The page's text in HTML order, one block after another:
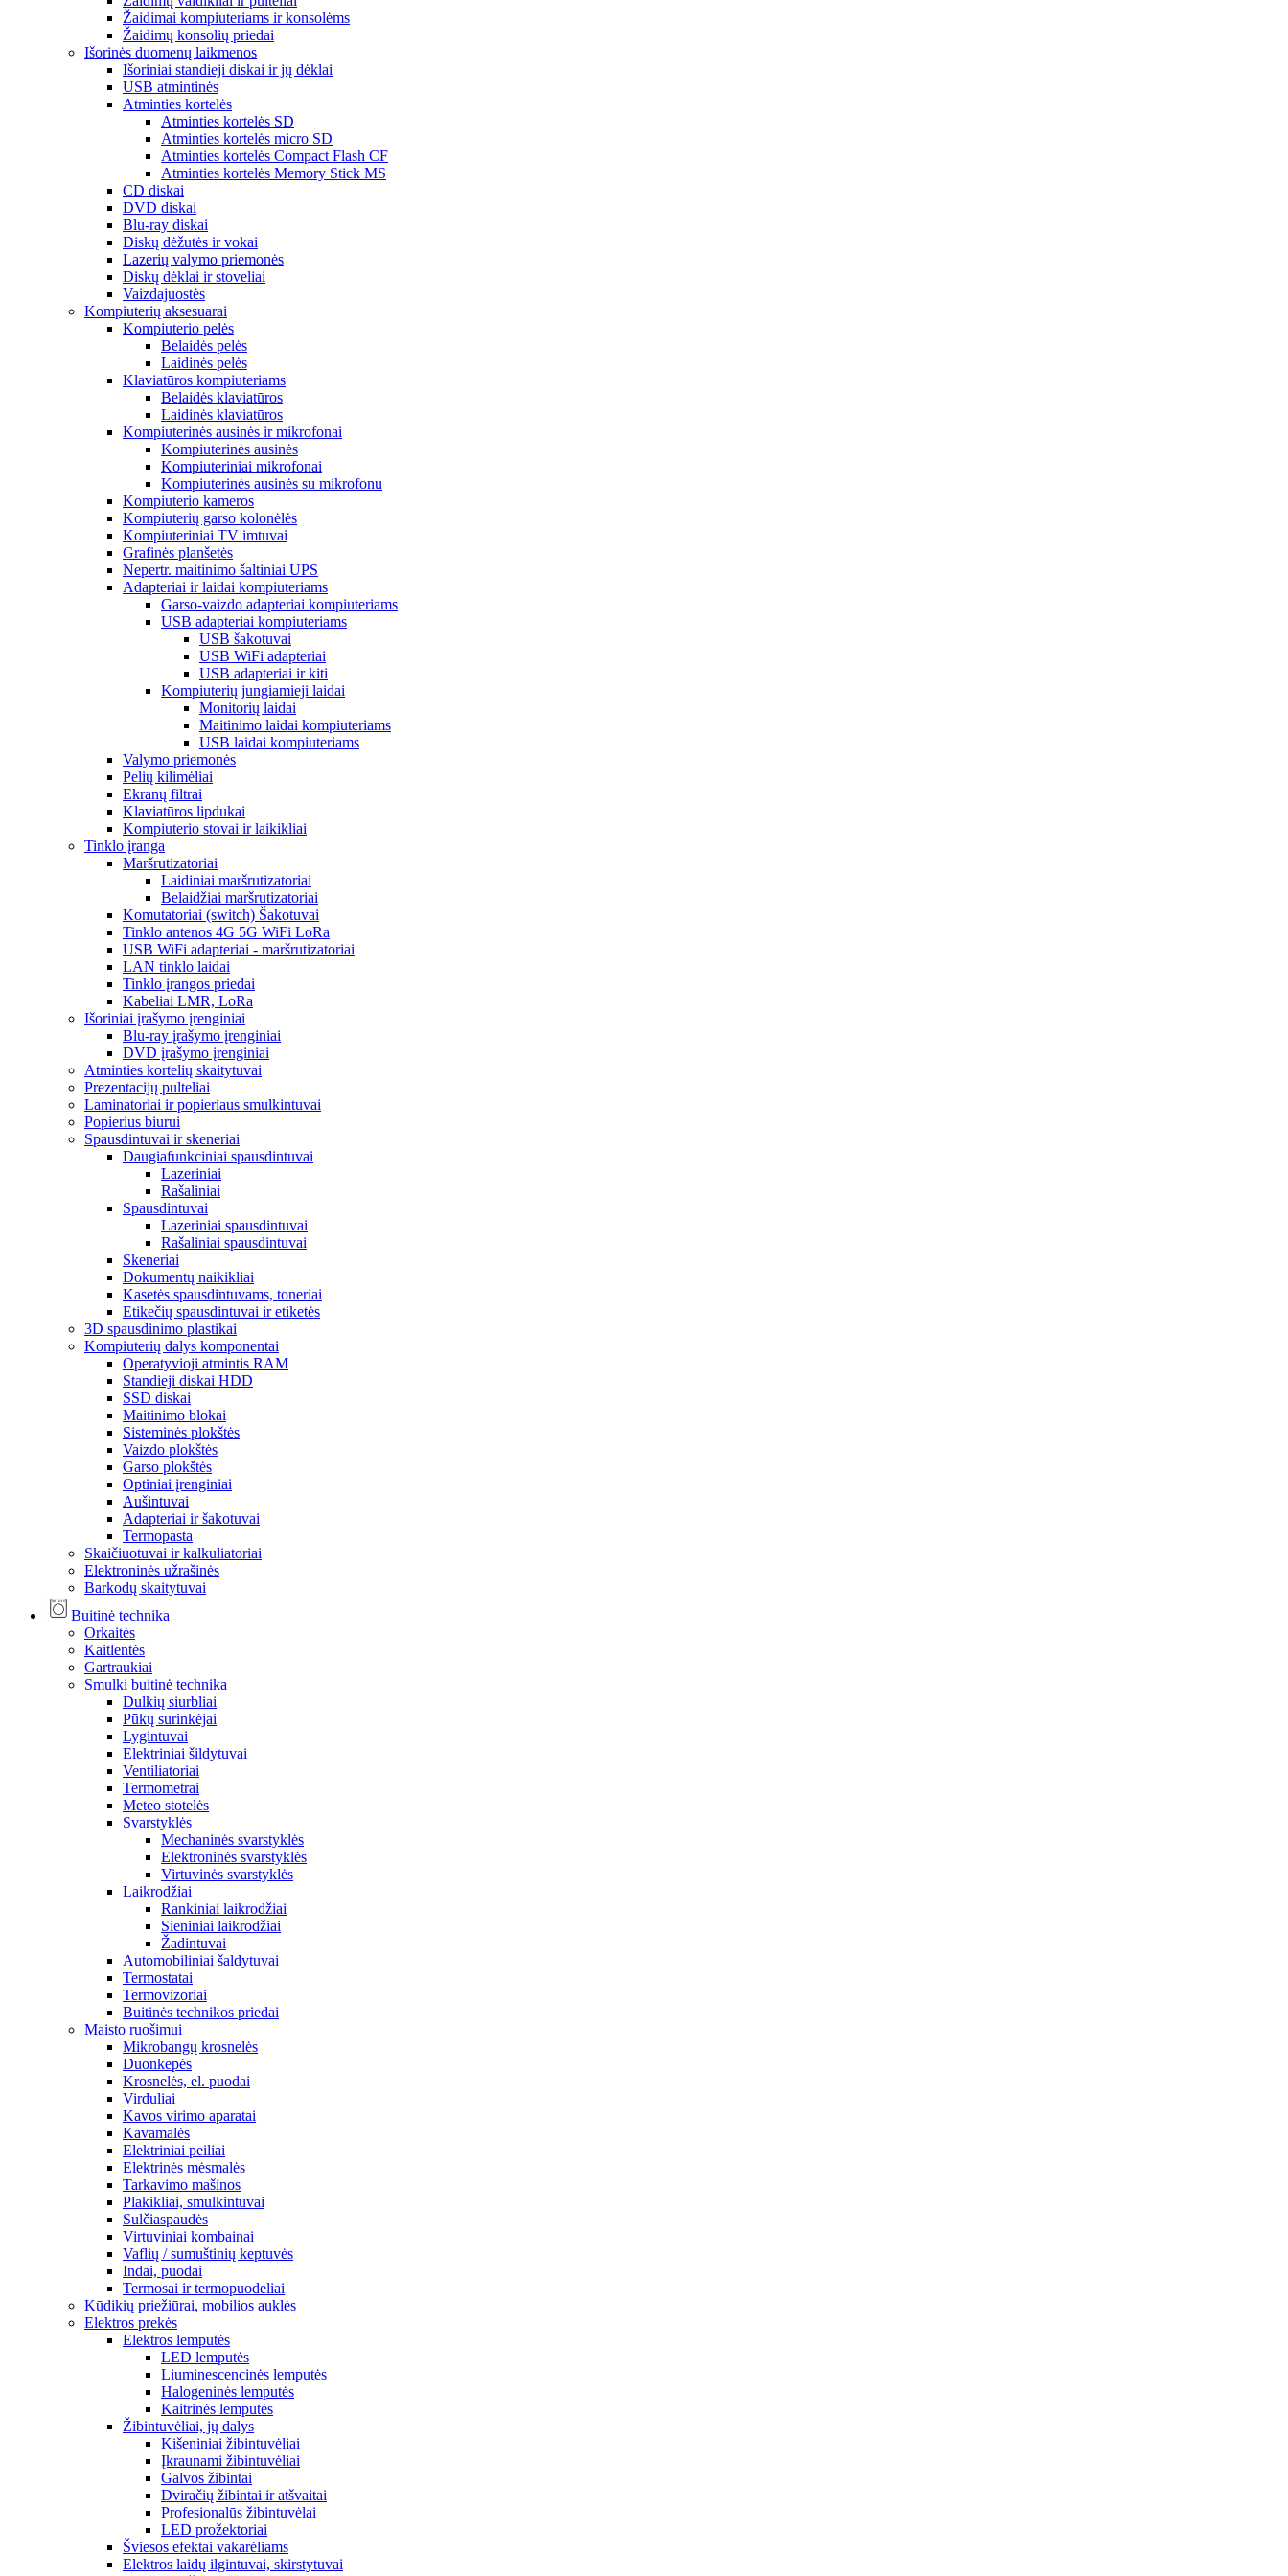
Žaidimai kompiuteriams ir konsolėms
Žaidimų konsolių priedai
Išorinės duomenų laikmenos
Išoriniai standieji diskai ir jų dėklai
USB atmintinės
Atminties kortelės
Atminties kortelės SD
Atminties kortelės micro SD
Atminties kortelės Compact Flash CF
Atminties kortelės Memory Stick MS
CD diskai
DVD diskai
Blu-ray diskai
Diskų dėžutės ir vokai
Lazerių valymo priemonės
Diskų dėklai ir stoveliai
Vaizdajuostės
Kompiuterių aksesuarai
Kompiuterio pelės
Belaidės pelės
Laidinės pelės
Klaviatūros kompiuteriams
Belaidės klaviatūros
Laidinės klaviatūros
Kompiuterinės ausinės ir mikrofonai
Kompiuterinės ausinės
Kompiuteriniai mikrofonai
Kompiuterinės ausinės su mikrofonu
Kompiuterio kameros
Kompiuterių garso kolonėlės
Kompiuteriniai TV imtuvai
Grafinės planšetės
Nepertr. maitinimo šaltiniai UPS
Adapteriai ir laidai kompiuteriams
Garso-vaizdo adapteriai kompiuteriams
USB adapteriai kompiuteriams
USB šakotuvai
USB WiFi adapteriai
USB adapteriai ir kiti
Kompiuterių jungiamieji laidai
Monitorių laidai
Maitinimo laidai kompiuteriams
USB laidai kompiuteriams
Valymo priemonės
Pelių kilimėliai
Ekranų filtrai
Klaviatūros lipdukai
Kompiuterio stovai ir laikikliai
Tinklo įranga
Maršrutizatoriai
Laidiniai maršrutizatoriai
Belaidžiai maršrutizatoriai
Komutatoriai (switch) Šakotuvai
Tinklo antenos 4G 5G WiFi LoRa
USB WiFi adapteriai - maršrutizatoriai
LAN tinklo laidai
Tinklo įrangos priedai
Kabeliai LMR, LoRa
Išoriniai įrašymo įrenginiai
Blu-ray įrašymo įrenginiai
DVD įrašymo įrenginiai
Atminties kortelių skaitytuvai
Prezentacijų pulteliai
Laminatoriai ir popieriaus smulkintuvai
Popierius biurui
Spausdintuvai ir skeneriai
Daugiafunkciniai spausdintuvai
Lazeriniai
Rašaliniai
Spausdintuvai
Lazeriniai spausdintuvai
Rašaliniai spausdintuvai
Skeneriai
Dokumentų naikikliai
Kasetės spausdintuvams, toneriai
Etikečių spausdintuvai ir etiketės
3D spausdinimo plastikai
Kompiuterių dalys komponentai
Operatyvioji atmintis RAM
Standieji diskai HDD
SSD diskai
Maitinimo blokai
Sisteminės plokštės
Vaizdo plokštės
Garso plokštės
Optiniai įrenginiai
Aušintuvai
Adapteriai ir šakotuvai
Termopasta
Skaičiuotuvai ir kalkuliatoriai
Elektroninės užrašinės
Barkodų skaitytuvai
Buitinė technika
Orkaitės
Kaitlentės
Gartraukiai
Smulki buitinė technika
Dulkių siurbliai
Pūkų surinkėjai
Lygintuvai
Elektriniai šildytuvai
Ventiliatoriai
Termometrai
Meteo stotelės
Svarstyklės
Mechaninės svarstyklės
Elektroninės svarstyklės
Virtuvinės svarstyklės
Laikrodžiai
Rankiniai laikrodžiai
Sieniniai laikrodžiai
Žadintuvai
Automobiliniai šaldytuvai
Termostatai
Termovizoriai
Buitinės technikos priedai
Maisto ruošimui
Mikrobangų krosnelės
Duonkepės
Krosnelės, el. puodai
Virduliai
Kavos virimo aparatai
Kavamalės
Elektriniai peiliai
Elektrinės mėsmalės
Tarkavimo mašinos
Plakikliai, smulkintuvai
Sulčiaspaudės
Virtuviniai kombainai
Vaflių / sumuštinių keptuvės
Indai, puodai
Termosai ir termopuodeliai
Kūdikių priežiūrai, mobilios auklės
Elektros prekės
Elektros lemputės
LED lemputės
Liuminescencinės lemputės
Halogeninės lemputės
Kaitrinės lemputės
Žibintuvėliai, jų dalys
Kišeniniai žibintuvėliai
Įkraunami žibintuvėliai
Galvos žibintai
Dviračių žibintai ir atšvaitai
Profesionalūs žibintuvėlai
LED prožektoriai
Šviesos efektai vakarėliams
Elektros laidų ilgintuvai, skirstytuvai